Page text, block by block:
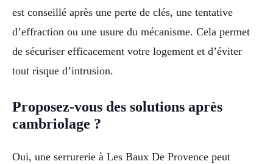
est conseillé après une perte de clés, une tentative
d’effraction ou une usure du mécanisme. Cela permet
de sécuriser efficacement votre logement et d’éviter
tout risque d’intrusion.
Proposez-vous des solutions après
cambriolage ?
Oui, une serrurerie à Les Baux De Provence peut